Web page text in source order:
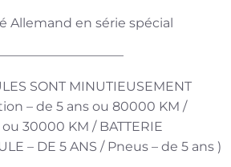
Allemand en série spécial
SONT MINUTIEUSEMENT
– de 5 ans ou 80000 KM /
30000 KM / BATTERIE
– DE 5 ANS / Pneus – de 5 ans )